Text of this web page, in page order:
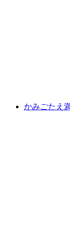
かみごたえ